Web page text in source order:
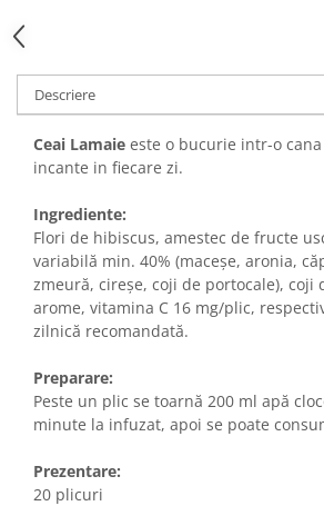
Descriere
Ceai Lamaie este o bucurie intr-o
incante in fiecare zi.
Ingrediente:
Flori de hibiscus, amestec de fructe
variabilă min. 40% (maceșe, aronia,
zmeură, cireșe, coji de portocale), coji
arome, vitamina C 16 mg/plic,
zilnică recomandată.
Preparare:
Peste un plic se toarnă 200 ml apă
minute la infuzat, apoi se poate
Prezentare:
20 plicuri